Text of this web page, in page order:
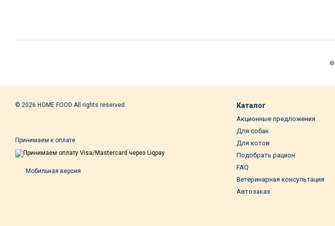
© 2026 HOME FOOD All rights reserved.
Принимаем к оплате
Мобильная версия
Каталог
Акционные предложения
Для собак
Для котов
Подобрать рацион
FAQ
Ветеринарная консультация
Автозаказ